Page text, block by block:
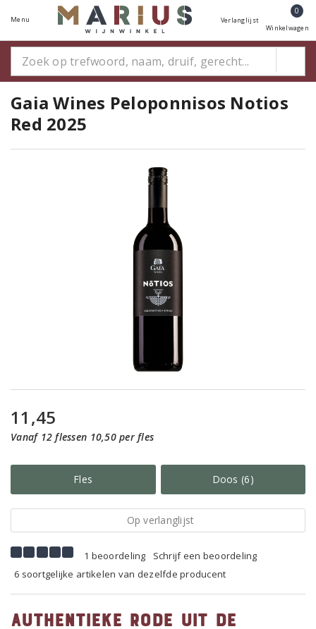
Menu Verlanglijst
0
Winkelwagen
Gaia Wines Peloponnisos Notios
Red 2025
11,45
Vanaf 12 flessen 10,50 per fles
Fles Doos (6)
Op verlanglijst
1 beoordeling
Schrijf een beoordeling
6 soortgelijke artikelen van dezelfde producent
Authentieke rode uit de